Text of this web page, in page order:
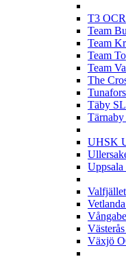
T3 OCR
Team
Team
Team
Team
The
Täby
UHSK
Valfjället
Växjö